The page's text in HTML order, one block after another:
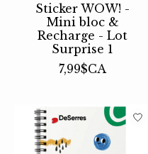
Sticker WOW! -
Mini bloc &
Recharge - Lot
Surprise 1
7,99$CA